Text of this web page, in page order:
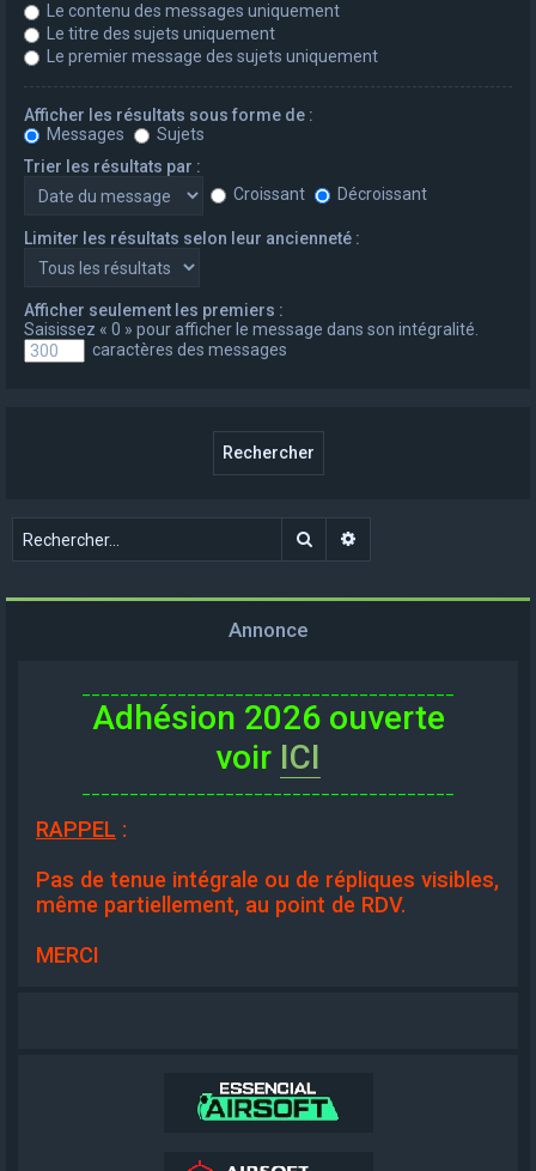
Le contenu des messages uniquement
Le titre des sujets uniquement
Le premier message des sujets uniquement
Afficher les résultats sous forme de :
Messages
Sujets
Trier les résultats par :
Croissant
Décroissant
Limiter les résultats selon leur ancienneté :
Afficher seulement les premiers :
Saisissez « 0 » pour afficher le message dans son intégralité.
caractères des messages
Rechercher
Annonce
Adhésion 2026 ouverte
voir ICI
RAPPEL :
Pas de tenue intégrale ou de répliques visibles,
même partiellement, au point de RDV.
MERCI